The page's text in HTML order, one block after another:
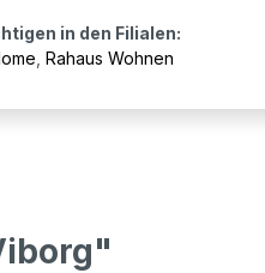
in den Filialen:
Rahaus Wohnen